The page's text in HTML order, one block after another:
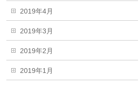
2019年4月
2019年3月
2019年2月
2019年1月